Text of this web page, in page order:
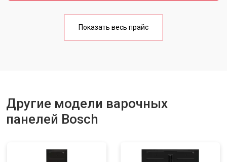
Показать весь прайс
Другие модели варочных
панелей Bosch